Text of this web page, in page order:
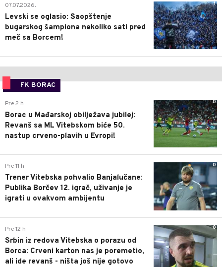
1
07.07.2026.
Levski se oglasio: Saopštenje
bugarskog šampiona nekoliko sati pred
meč sa Borcem!
FK BORAC
0
Pre 2 h
Borac u Mađarskoj obilježava jubilej:
Revanš sa ML Vitebskom biće 50.
nastup crveno-plavih u Evropi!
0
Pre 11 h
Trener Vitebska pohvalio Banjalučane:
Publika Borčev 12. igrač, uživanje je
igrati u ovakvom ambijentu
0
Pre 12 h
Srbin iz redova Vitebska o porazu od
Borca: Crveni karton nas je poremetio,
ali ide revanš - ništa još nije gotovo